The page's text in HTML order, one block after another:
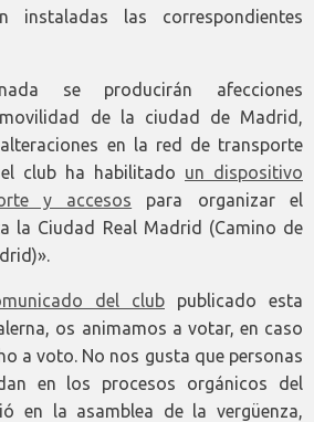
instaladas las correspondientes
se producirán afecciones
de la ciudad de Madrid,
en la red de transporte
club ha habilitado un dispositivo
y accesos para organizar el
la Ciudad Real Madrid (Camino de
del club publicado esta
os animamos a votar, en caso
a voto. No nos gusta que personas
en los procesos orgánicos del
en la asamblea de la vergüenza,